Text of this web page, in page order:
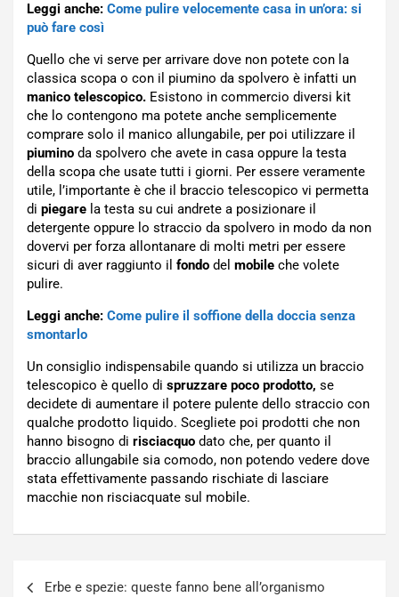
Leggi anche: Come pulire velocemente casa in un’ora: si
può fare così
Quello che vi serve per arrivare dove non potete con la
classica scopa o con il piumino da spolvero è infatti un
manico telescopico. Esistono in commercio diversi kit
che lo contengono ma potete anche semplicemente
comprare solo il manico allungabile, per poi utilizzare il
piumino da spolvero che avete in casa oppure la testa
della scopa che usate tutti i giorni. Per essere veramente
utile, l’importante è che il braccio telescopico vi permetta
di piegare la testa su cui andrete a posizionare il
detergente oppure lo straccio da spolvero in modo da non
dovervi per forza allontanare di molti metri per essere
sicuri di aver raggiunto il fondo del mobile che volete
pulire.
Leggi anche: Come pulire il soffione della doccia senza
smontarlo
Un consiglio indispensabile quando si utilizza un braccio
telescopico è quello di spruzzare poco prodotto, se
decidete di aumentare il potere pulente dello straccio con
qualche prodotto liquido. Scegliete poi prodotti che non
hanno bisogno di risciacquo dato che, per quanto il
braccio allungabile sia comodo, non potendo vedere dove
stata effettivamente passando rischiate di lasciare
macchie non risciacquate sul mobile.
Erbe e spezie: queste fanno bene all’organismo